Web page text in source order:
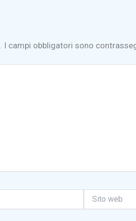
I campi obbligatori sono
web